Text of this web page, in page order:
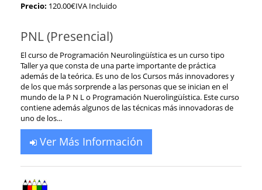
Precio: 120.00€IVA Incluido
PNL (Presencial)
El curso de Programación Neurolingüística es un curso tipo
Taller ya que consta de una parte importante de práctica
además de la teórica. Es uno de los Cursos más innovadores y
de los que más sorprende a las personas que se inician en el
mundo de la P N L o Programación Nuerolingüística. Este curso
contiene además algunos de las técnicas más innovadoras de
uno de los...
Ver Más Información